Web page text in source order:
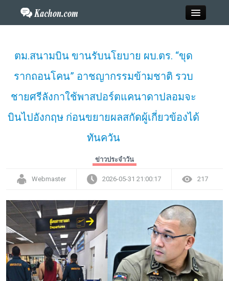
Home
ข่าว
ไลฟ์สไตล์
สังคมออนไลน์
พระดอทกะฉ่อน
กะฉ่อนช้อปปิ้ง
ตม.สนามบิน ขานรับนโยบาย ผบ.ตร. “ขุด
รากถอนโคน” อาชญากรรมข้ามชาติ รวบ
ชายศรีลังกาใช้พาสปอร์ตแคนาดาปลอมจะ
บินไปอังกฤษ ก่อนขยายผลสกัดผู้เกี่ยวข้องได้
ทันควัน
ข่าวประจำวัน
Webmaster 2026-05-31 21:00:17 217